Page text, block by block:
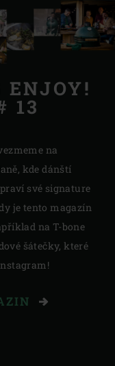
ENJOY!
13
na
kde dánští
své signature
je tento magazín
na T-bone
šátečky, které